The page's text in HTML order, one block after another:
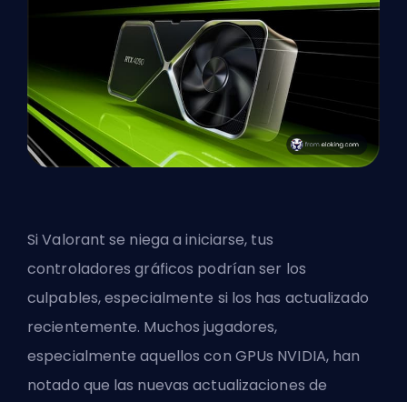
Si Valorant se niega a iniciarse, tus
controladores gráficos podrían ser los
culpables, especialmente si los has actualizado
recientemente. Muchos jugadores,
especialmente aquellos con GPUs NVIDIA, han
notado que las nuevas actualizaciones de